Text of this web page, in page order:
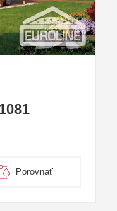
Porovnať